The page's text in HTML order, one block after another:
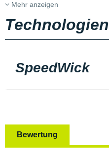
Mehr anzeigen
Technologien
SpeedWick
Bewertung